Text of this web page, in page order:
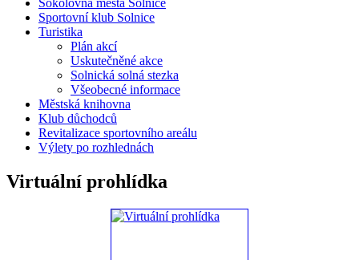
Sokolovna města Solnice
Sportovní klub Solnice
Turistika
Plán akcí
Uskutečněné akce
Solnická solná stezka
Všeobecné informace
Městská knihovna
Klub důchodců
Revitalizace sportovního areálu
Výlety po rozhlednách
Virtuální prohlídka